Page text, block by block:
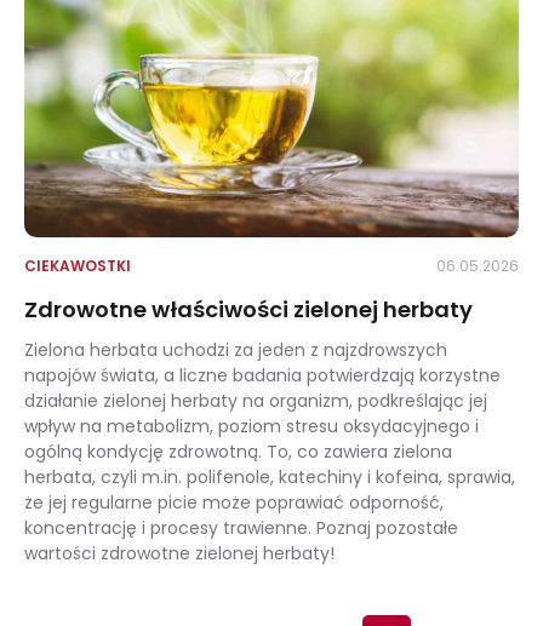
CIEKAWOSTKI 06.05.2026
Zdrowotne właściwości zielonej herbaty
Zielona herbata uchodzi za jeden z najzdrowszych
napojów świata, a liczne badania potwierdzają korzystne
działanie zielonej herbaty na organizm, podkreślając jej
wpływ na metabolizm, poziom stresu oksydacyjnego i
ogólną kondycję zdrowotną. To, co zawiera zielona
herbata, czyli m.in. polifenole, katechiny i kofeina, sprawia,
że jej regularne picie może poprawiać odporność,
koncentrację i procesy trawienne. Poznaj pozostałe
wartości zdrowotne zielonej herbaty!